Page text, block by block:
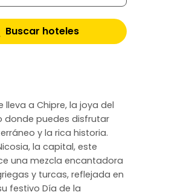
Buscar hoteles
lleva a Chipre, la joya del
donde puedes disfrutar
y la rica historia.
la capital, este
una mezcla encantadora
y turcas, reflejada en
festivo Día de la